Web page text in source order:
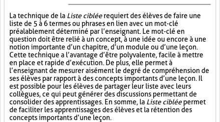
La technique de la Liste cibléerequiert des élèves de faire une
liste de 5 à 6 termes ou phrases en lien avec un mot-clé
préalablement déterminé par l’enseignant. Le mot-clé en
question doit être relié à un concept, à une idée ou encore à une
notion importante d’un chapitre, d’un module ou d’une leçon.
Cette technique a l’avantage d’être polyvalente, facile à mettre
en place et rapide d’exécution. De plus, elle permet à
l’enseignant de mesurer aisément le degré de compréhension de
ses élèves par rapport à des concepts importants d’une leçon. Il
est possible pour les élèves de partager leur liste avec leurs
collègues, ce qui peut générer des discussions permettant de
consolider des apprentissages. En somme, la Liste cibléepermet
de faciliter les apprentissages des élèves et la rétention des
concepts importants d’une leçon.